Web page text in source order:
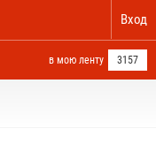
Вход
в мою ленту 3157